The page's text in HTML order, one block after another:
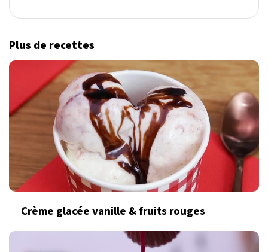
Plus de recettes
Crème glacée vanille & fruits rouges